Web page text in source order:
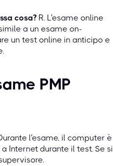
cosa? R. L'esame online
a un esame on-
un test online in anticipo e
PMP
l'esame, il computer è
Internet durante il test. Se si